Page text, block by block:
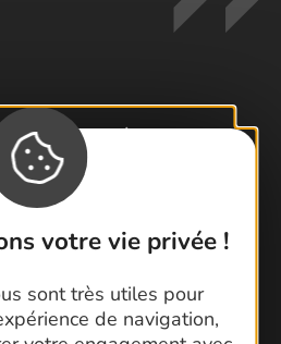
votre vie privée !
sont très utiles pour
de navigation,
nous !
aux questions
Brochures
et Topoguides